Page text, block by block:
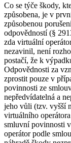
Co se týče škody,
způsobena, je v
způsobenou
odpovědností (§
zda virtuální
nezavinil, není
postačí, že k
Odpovědnosti za
zprostit pouze v
povinnosti ze
nepředvídatelná a
jeho vůli (tzv. vyšší
virtuálního
smluvní povinnosti
operátor podle